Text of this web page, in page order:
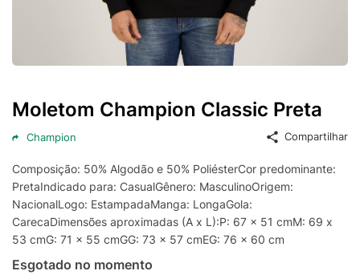
Moletom Champion Classic Preta
Champion Compartilhar
Composição: 50% Algodão e 50% PoliésterCor predominante:
PretaIndicado para: CasualGênero: MasculinoOrigem:
NacionalLogo: EstampadaManga: LongaGola:
CarecaDimensões aproximadas (A x L):P: 67 x 51 cmM: 69 x
53 cmG: 71 x 55 cmGG: 73 x 57 cmEG: 76 x 60 cm
Esgotado no momento